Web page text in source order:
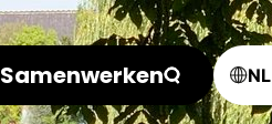
Samenwerken NL